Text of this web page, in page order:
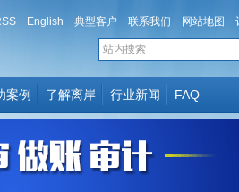
English 典型客户 联系我们 网站地图
案例 了解离岸 行业新闻 FAQ